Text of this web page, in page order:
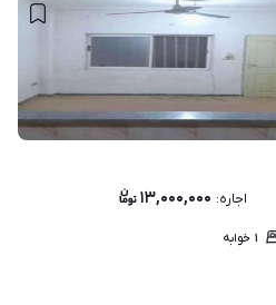
اجاره: ۱۳,۰۰۰,۰۰۰
۱ خوابه